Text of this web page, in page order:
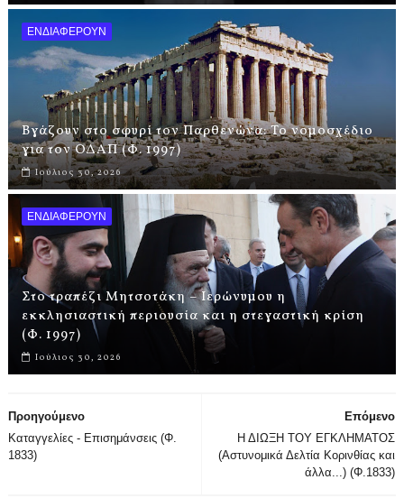
ΕΝΔΙΑΦΕΡΟΥΝ
Βγάζουν στο σφυρί τον Παρθενώνα: Το νομοσχέδιο
για τον ΟΔΑΠ (Φ. 1997)
Ιούλιος 30, 2026
ΕΝΔΙΑΦΕΡΟΥΝ
Στο τραπέζι Μητσοτάκη – Ιερώνυμου η
εκκλησιαστική περιουσία και η στεγαστική κρίση
(Φ. 1997)
Ιούλιος 30, 2026
Επόμενο
Η ΔΙΩΞΗ ΤΟΥ ΕΓΚΛΗΜΑΤΟΣ
(Αστυνομικά Δελτία Κορινθίας και
άλλα...) (Φ.1833)
Προηγούμενο
Καταγγελίες - Επισημάνσεις (Φ.
1833)